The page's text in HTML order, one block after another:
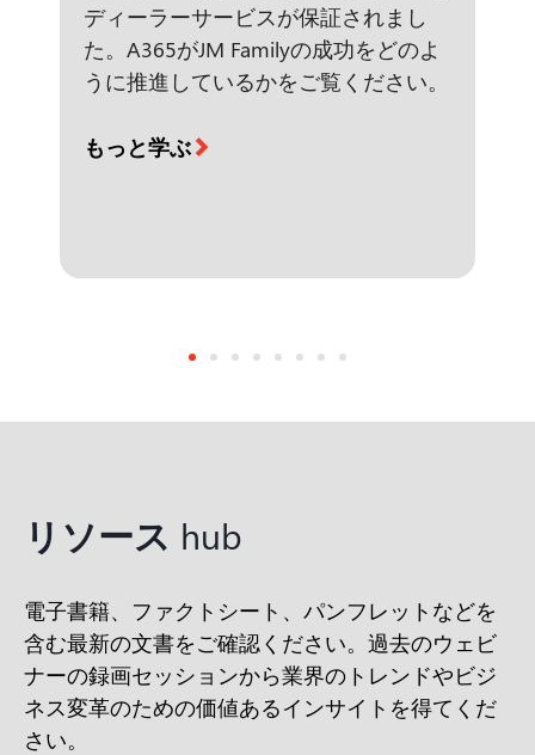
ディーラーサービスが保証されまし
た。A365がJM Familyの成功をどのよ
うに推進しているかをご覧ください。
もっと学ぶ
リソース hub
電子書籍、ファクトシート、パンフレットなどを
含む最新の文書をご確認ください。過去のウェビ
ナーの録画セッションから業界のトレンドやビジ
ネス変革のための価値あるインサイトを得てくだ
さい。